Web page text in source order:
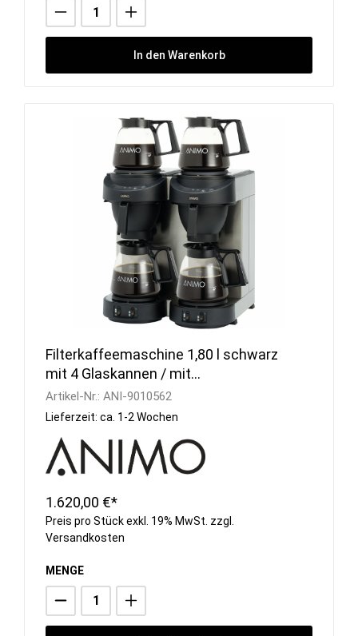
In den Warenkorb
Filterkaffeemaschine 1,80 l schwarz
mit 4 Glaskannen / mit
Wasseranschluss
Artikel-Nr.: ANI-9010562
Lieferzeit: ca. 1-2 Wochen
1.620,00 €*
Preis pro Stück exkl. 19% MwSt. zzgl.
Versandkosten
MENGE